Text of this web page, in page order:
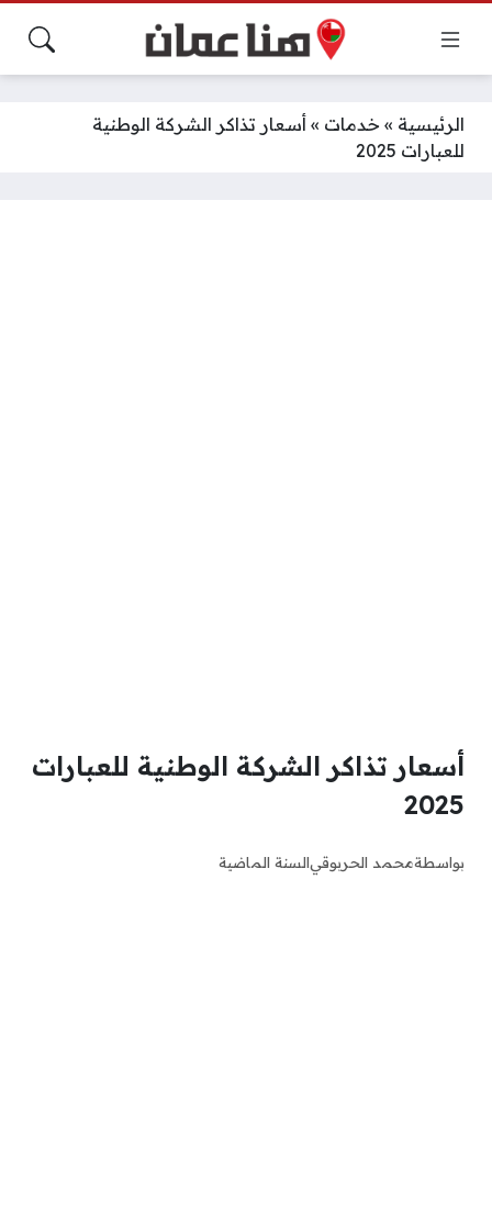
الرئيسية » خدمات » أسعار تذاكر الشركة الوطنية
للعبارات 2025
أسعار تذاكر الشركة الوطنية للعبارات
2025
بواسطةمحمد الحربوقيالسنة الماضية